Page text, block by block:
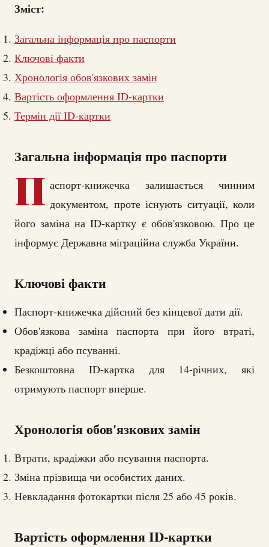
Зміст:
Загальна інформація про паспорти
Ключові факти
Хронологія обов'язкових замін
Вартість оформлення ID-картки
Термін дії ID-картки
Загальна інформація про паспорти
П аспорт-книжечка залишається чинним
документом, проте існують ситуації, коли
його заміна на ID-картку є обов'язковою. Про це
інформує Державна міграційна служба України.
Ключові факти
Паспорт-книжечка дійсний без кінцевої дати дії.
Обов'язкова заміна паспорта при його втраті,
крадіжці або псуванні.
Безкоштовна ID-картка для 14-річних, які
отримують паспорт вперше.
Хронологія обов'язкових замін
Втрати, крадіжки або псування паспорта.
Зміна прізвища чи особистих даних.
Невкладання фотокартки після 25 або 45 років.
Вартість оформлення ID-картки